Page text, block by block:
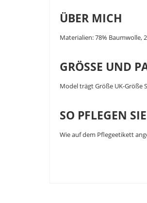
ÜBER MICH
Materialien: 78% Baumwolle,
GRÖSSE UND
Model trägt Größe UK-Größe
SO PFLEGEN
Wie auf dem Pflegeetikett